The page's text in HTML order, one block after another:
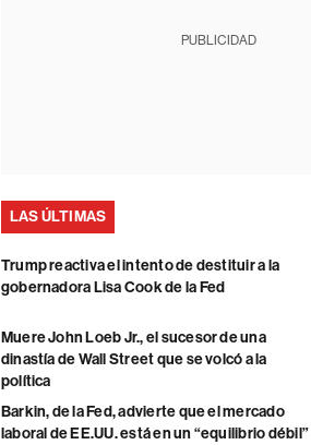
PUBLICIDAD
LAS ÚLTIMAS
Trump reactiva el intento de destituir a la
gobernadora Lisa Cook de la Fed
Muere John Loeb Jr., el sucesor de una
dinastía de Wall Street que se volcó a la
política
Barkin, de la Fed, advierte que el mercado
laboral de EE.UU. está en un “equilibrio débil”